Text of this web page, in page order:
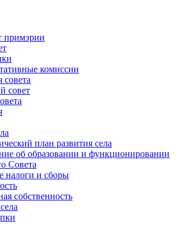
примэрии
комиссии
совет
план развития села
об образовании и функционировании
Совета
налоги и сборы
собственность